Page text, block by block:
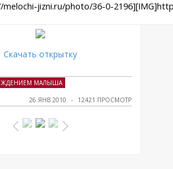
Скачать открытку
МАЛЫША
26 ЯНВ 2010 12421 ПРОСМОТР